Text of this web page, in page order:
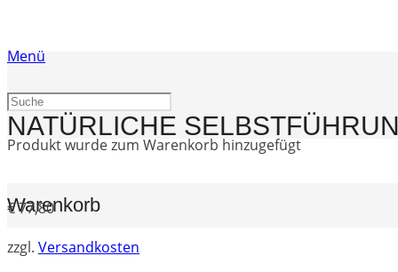
Menü
Produktwurde zum Warenkorb hinzugefügt
Warenkorb
NATÜRLICHE
€77,80
zzgl. Versandkosten